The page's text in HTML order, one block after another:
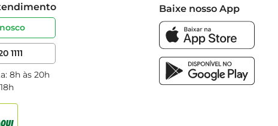
1111
8h às 20h
Baixe nosso App